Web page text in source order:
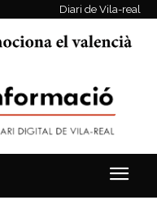
Diari de Vila-real